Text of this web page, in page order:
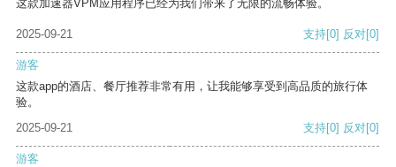
这款加速器VPM应用程序已经为我们带来了无限的流畅体验。
2025-09-21 支持[0] 反对[0]
游客
这款app的酒店、餐厅推荐非常有用，让我能够享受到高品质的旅行体
验。
2025-09-21
支持[0] 反对[0]
游客